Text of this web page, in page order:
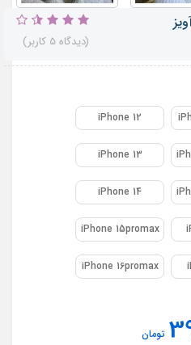
(دیدگاه 5 کاربر)
iPhone 12
iPhone 13
iPhone 14
iPhone 15promax
iPhone 16promax
تومان